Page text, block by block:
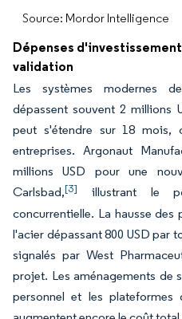
Source: Mordor Intelligence
Dépenses
validation
Les systèmes modernes
dépassent souvent 2 millions
peut s'étendre sur 18 mois,
entreprises. Argonaut
millions USD pour une
Carlsbad,[3]
illustrant le
concurrentielle. La hausse
l'acier dépassant 800 USD par
signalés par West
projet. Les aménagements de
personnel et les plateformes